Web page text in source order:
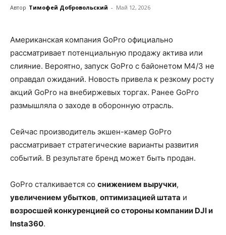
Автор Тимофей Добровольский - Май 12, 2026
Американская компания GoPro официально
рассматривает потенциальную продажу актива или
слияние. Вероятно, запуск GoPro с байонетом M4/3 не
оправдал ожиданий. Новость привела к резкому росту
акций GoPro на внебиржевых торгах. Ранее GoPro
размышляла о заходе в оборонную отрасль.
Сейчас производитель экшен-камер GoPro
рассматривает стратегические варианты развития
событий. В результате бренд может быть продан.
GoPro сталкивается со снижением выручки,
увеличением убытков, оптимизацией штата и
возросшей конкуренцией со стороны компании DJI и
Insta360.